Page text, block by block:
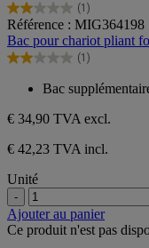
(1)
2.0
sur
5
étoiles.
avis
Référence : MIG364198
Bac pour chariot pliant
(1)
2.0
étoiles.
1
avis
Bac
€ 34,90 TVA excl.
€ 42,23 TVA incl.
Unité
-
Ajouter au panier
Ce produit n'est pas